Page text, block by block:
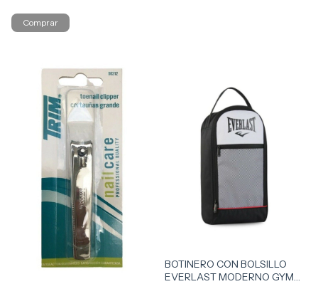
BOTINERO CON BOLSILLO
EVERLAST MODERNO GYM